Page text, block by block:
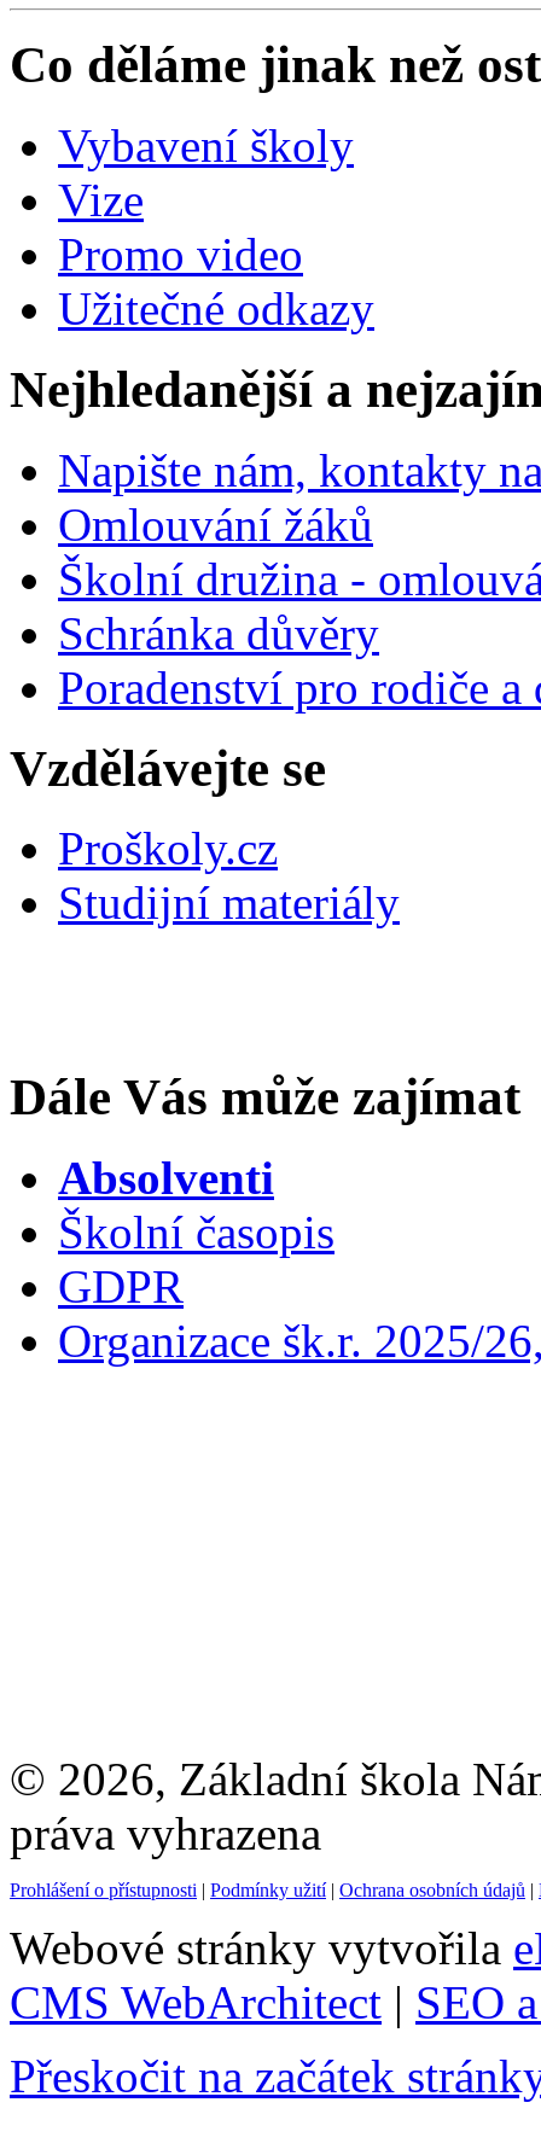
Co děláme jinak než
Vybavení školy
Vize
Promo video
Užitečné odkazy
Nejhledanější a
Napište nám, kontakty
Omlouvání žáků
Školní družina -
Schránka důvěry
Poradenství pro rodiče
Vzdělávejte se
Proškoly.cz
Studijní materiály
Dále Vás může zajímat
Absolventi
Školní časopis
GDPR
Organizace šk.r. 2025/
© 2026, Základní škola
práva vyhrazena
Prohlášení o přístupnosti | Podmínky užití| Ochrana osobních údajů |
Webové stránky vytvořila
CMS WebArchitect | SEO
Přeskočit na začátek